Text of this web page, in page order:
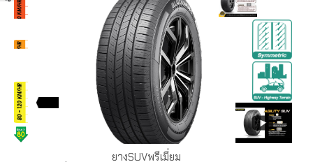
ยางSUVพรีเมี่ยม